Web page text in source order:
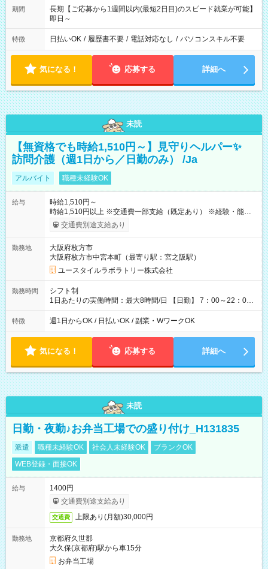
期間
長期【ご応募から1週間以内(最短2日目)のスピード就業が可能】
即日～
特徴 日払いOK / 履歴書不要 / 電話対応なし / パソコンスキル不要
気になる！ 応募する 詳細へ
未読
【無資格でも時給1,510円～】見守りヘルパー✨
訪問介護（週1日から／日勤のみ） /Ja
アルバイト 職種未経験OK
給与
時給1,510円～
時給1,510円以上 ※交通費一部支給（既定あり） ※経験・能力を
考慮して決定します 【収入例】 週1回勤務の場合：1,510円×8時
間×4回=4万8,320円 週3回勤務の場合：1,510円×8時間×12回
1,600円 【試用期間】試用期間あり 試用期間の長さ：2ヶ月
※ 雇用形態と給与に、本採用時と異なる部分があります。 雇用
形態：本採用時と同じです。 給与：時給 1,180円以上
交通費別途支給あり
勤務地
大阪府枚方市
大阪府枚方市中宮本町（最寄り駅：宮之阪駅）
ユースタイルラボラトリー株式会社
勤務時間
シフト制
1日あたりの実働時間：最大8時間/日 【日勤】 7：00～22：00
の間で4～8時間勤務（休憩時間は法定通り） ※週1日～OK ／ 1
日4時間から勤務OK ／ 夜勤なし ＊＊ 勤務時間例 ＊＊ ■7時
変動 ※曜日固定（毎週同じ曜日勤務）
特徴 週1日からOK / 日払いOK / 副業・WワークOK
気になる！ 応募する 詳細へ
未読
日勤・夜勤♪お弁当工場での盛り付け_H131835
派遣 職種未経験OK 社会人未経験OK
ブランクOK
WEB登録・面接OK
給与
1400円
交通費別途支給あり
交通費 上限あり(月額)30,000円
勤務地
京都府久世郡
大久保(京都府)駅から車15分
お弁当工場